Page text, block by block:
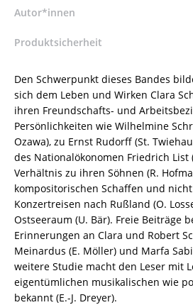
Kazuko
(Beitr.),
Lossewa
(Beitr.),
Stephanie
Twiehaus
(Beitr.),
Eberhard
Möller
(Beitr.),
Ernst
J
Dreyer
(Beitr.),
Gerd
Nauhaus
(Hrsg.)
Autor*innen
Produktsicherheit
Den Schwerpunkt dieses Bandes
sich dem Leben und Wirken Clara
ihren Freundschafts- und
Persönlichkeiten wie Wilhelmine
Ozawa), zu Ernst Rudorff (St.
des Nationalökonomen Friedrich List
Verhältnis zu ihren Söhnen (R.
kompositorischen Schaffen und
Konzertreisen nach Rußland (O.
Ostseeraum (U. Bär). Freie Beiträge
Erinnerungen an Clara und Robert
Meinardus (E. Möller) und Marfa
weitere Studie macht den Leser mit
eigentümlichen musikalischen wie
bekannt (E.-J. Dreyer).